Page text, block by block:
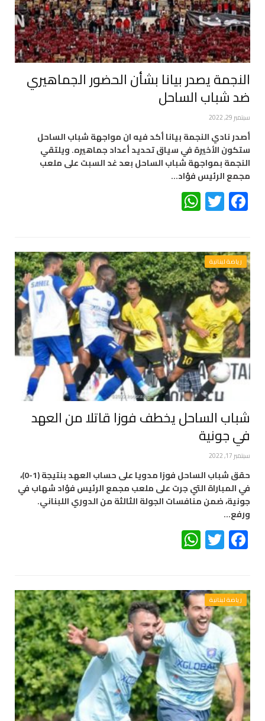
النجمة يصدر بيانا بشأن الحضور الجماهيري
ضد شباب الساحل
سبتمبر 29, 2022
أصدر نادي النجمة بيانا أكد فيه ان مواجهة شباب الساحل
ستكون الأخيرة في سياق تحديد أعداد جماهيره. ويلتقي
النجمة بمواجهة شباب الساحل بعد غد السبت على ملعب
مجمع الرئيس فؤاد…
Facebook
Twitter
رياضة لبنانية
شباب الساحل يخطف فوزا قاتلا من العهد
في جونية
سبتمبر 17, 2022
حقق شباب الساحل فوزا مدويا على حساب العهد بنتيجة (1-0)،
في المباراة التي جرت على ملعب مجمع الرئيس فؤاد شهاب في
جونية، ضمن منافسات الجولة الثالثة من الدوري اللبناني.
ورفع…
Facebook
Twitter
رياضة لبنانية